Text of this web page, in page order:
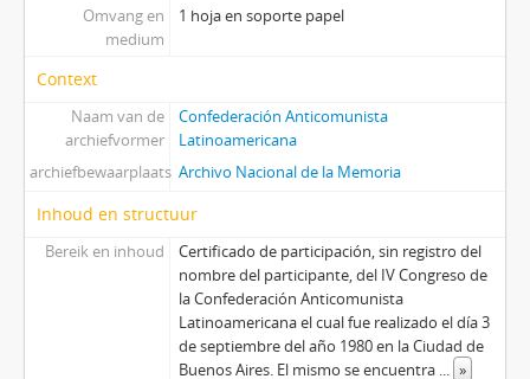
Omvang en
medium
1 hoja en soporte papel
Context
Naam van de
archiefvormer
Confederación Anticomunista
Latinoamericana
archiefbewaarplaats Archivo Nacional de la Memoria
Inhoud en structuur
Bereik en inhoud
Certificado de participación, sin registro del
nombre del participante, del IV Congreso de
la Confederación Anticomunista
Latinoamericana el cual fue realizado el día 3
de septiembre del año 1980 en la Ciudad de
Buenos Aires. El mismo se encuentra
»